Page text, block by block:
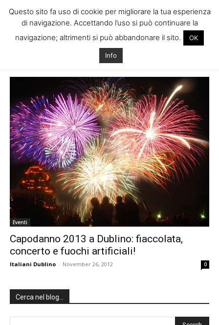
Tag: capodanno 2012 dublino
Eventi
Capodanno 2013 a Dublino: fiaccolata,
concerto e fuochi artificiali!
Italiani Dublino - November 26, 2012 0
Cerca nel blog…
Questo sito fa uso di cookie per migliorare la tua esperienza
di navigazione. Accettando l’uso si può continuare la
navigazione; altrimenti si può abbandonare il sito.
OK
Info